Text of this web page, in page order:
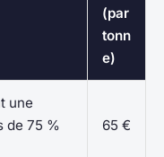
(par
tonn
e)
une
de 75 %
65 €